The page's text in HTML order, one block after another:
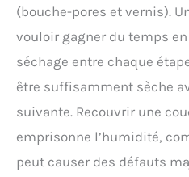
(bouche-pores et vernis).
vouloir gagner du temps
séchage entre chaque
être suffisamment sèche
suivante. Recouvrir une
emprisonne l’humidité,
peut causer des défauts